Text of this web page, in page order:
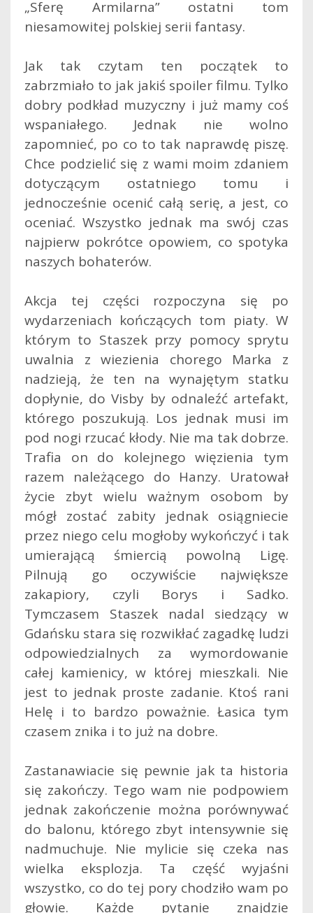
„Sferę Armilarna” ostatni tom
niesamowitej polskiej serii fantasy.
Jak tak czytam ten początek to
zabrzmiało to jak jakiś spoiler filmu. Tylko
dobry podkład muzyczny i już mamy coś
wspaniałego. Jednak nie wolno
zapomnieć, po co to tak naprawdę piszę.
Chce podzielić się z wami moim zdaniem
dotyczącym ostatniego tomu i
jednocześnie ocenić całą serię, a jest, co
oceniać. Wszystko jednak ma swój czas
najpierw pokrótce opowiem, co spotyka
naszych bohaterów.
Akcja tej części rozpoczyna się po
wydarzeniach kończących tom piaty. W
którym to Staszek przy pomocy sprytu
uwalnia z wiezienia chorego Marka z
nadzieją, że ten na wynajętym statku
dopłynie, do Visby by odnaleźć artefakt,
którego poszukują. Los jednak musi im
pod nogi rzucać kłody. Nie ma tak dobrze.
Trafia on do kolejnego więzienia tym
razem należącego do Hanzy. Uratował
życie zbyt wielu ważnym osobom by
mógł zostać zabity jednak osiągniecie
przez niego celu mogłoby wykończyć i tak
umierającą śmiercią powolną Ligę.
Pilnują go oczywiście największe
zakapiory, czyli Borys i Sadko.
Tymczasem Staszek nadal siedzący w
Gdańsku stara się rozwikłać zagadkę ludzi
odpowiedzialnych za wymordowanie
całej kamienicy, w której mieszkali. Nie
jest to jednak proste zadanie. Ktoś rani
Helę i to bardzo poważnie. Łasica tym
czasem znika i to już na dobre.
Zastanawiacie się pewnie jak ta historia
się zakończy. Tego wam nie podpowiem
jednak zakończenie można porównywać
do balonu, którego zbyt intensywnie się
nadmuchuje. Nie mylicie się czeka nas
wielka eksplozja. Ta część wyjaśni
wszystko, co do tej pory chodziło wam po
głowie. Każde pytanie znajdzie